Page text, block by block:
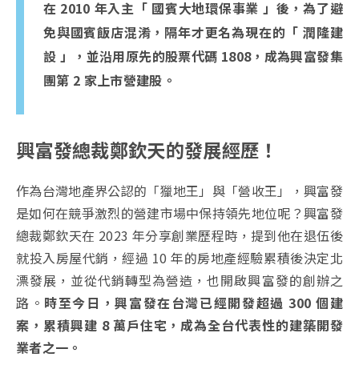
在 2010 年入主「 國賓大地環保事業 」後，為了避
免與國賓飯店混淆，隔年才更名為現在的「 潤隆建
設 」，並沿用原先的股票代碼 1808，成為興富發集
團第 2 家上市營建股。
興富發總裁鄭欽天的發展經歷！
作為台灣地產界公認的「獵地王」與「營收王」，興富發
是如何在競爭激烈的營建市場中保持領先地位呢？興富發
總裁鄭欽天在 2023 年分享創業歷程時，提到他在退伍後
就投入房屋代銷，經過 10 年的房地產經驗累積後決定北
漂發展，並從代銷轉型為營造，也開啟興富發的創辦之
路。 時至今日，興富發在台灣已經開發超過 300 個建
案，累積興建 8 萬戶住宅，成為全台代表性的建築開發
業者之一。